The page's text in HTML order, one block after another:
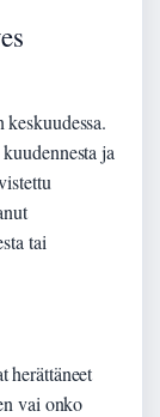
ja
tai
herättäneet
vai onko